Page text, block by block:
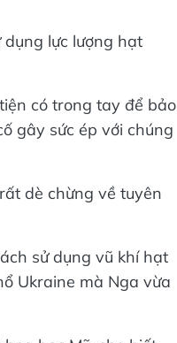
lực lượng hạt
có trong tay để bảo
gây sức ép với chúng
dè chừng về tuyên
sử dụng vũ khí hạt
Ukraine mà Nga vừa